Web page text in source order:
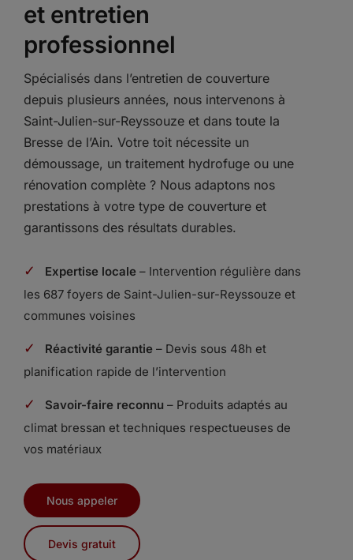
et entretien
professionnel
Spécialisés dans l’entretien de couverture
depuis plusieurs années, nous intervenons à
Saint-Julien-sur-Reyssouze et dans toute la
Bresse de l’Ain. Votre toit nécessite un
démoussage, un traitement hydrofuge ou une
rénovation complète ? Nous adaptons nos
prestations à votre type de couverture et
garantissons des résultats durables.
✓ Expertise locale – Intervention régulière dans
les 687 foyers de Saint-Julien-sur-Reyssouze et
communes voisines
✓ Réactivité garantie – Devis sous 48h et
planification rapide de l’intervention
✓ Savoir-faire reconnu – Produits adaptés au
climat bressan et techniques respectueuses de
vos matériaux
Nous appeler
Devis gratuit